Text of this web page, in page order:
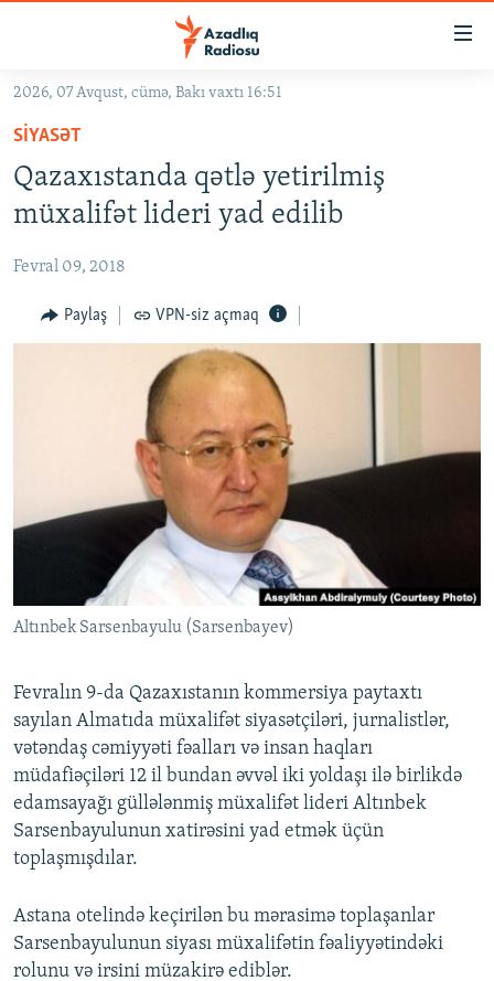
Əsas
qayıt
Əsas
naviqasiyaya
qayıt
Axtarışa
GÜNDƏM
KORRUPSIOMETR
FƏRQƏ BAX
QANUNI DOĞRU
FOTOQALEREYA
İNFOQRAFIKA
AZƏRBAYCAN ƏDƏBIYYATI KITABXANASI
İSLAM VƏ DEMOKRATIYA
İZ - MƏDƏNIYYƏT PROQRAMI
MISSIYAMIZ
PEŞƏ ETIKASI VƏ JURNALISTIKA STANDARTLARIMIZ
MATERIALLARIMIZDAN ISTIFADƏ
AZADLIQRADIOSU MOBIL TELEFONUNUZDA
XƏBƏR BÜLLETENLƏRIMIZ
BIZI IZLƏ
RFE/RL-in bütün saytları
2026, 07 Avqust, cümə, Bakı vaxtı 16:51
SIYASƏT
Qazaxıstanda qətlə yetirilmiş
müxalifət lideri yad edilib
Fevral 09, 2018
Paylaş VPN-siz açmaq
Altınbek Sarsenbayulu (Sarsenbayev)
Fevralın 9-da Qazaxıstanın kommersiya paytaxtı
sayılan Almatıda müxalifət siyasətçiləri, jurnalistlər,
vətəndaş cəmiyyəti fəalları və insan haqları
müdafiəçiləri 12 il bundan əvvəl iki yoldaşı ilə birlikdə
edamsayağı güllələnmiş müxalifət lideri Altınbek
Sarsenbayulunun xatirəsini yad etmək üçün
toplaşmışdılar.
Astana otelində keçirilən bu mərasimə toplaşanlar
Sarsenbayulunun siyası müxalifətin fəaliyyətindəki
rolunu və irsini müzakirə ediblər.